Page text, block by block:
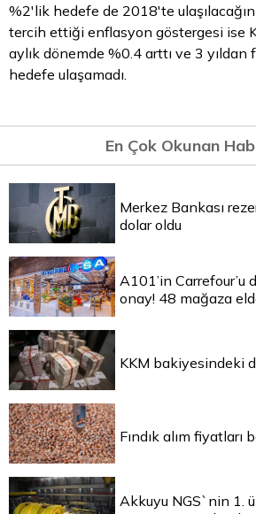
%2'lik hedefe de 2018'te
tercih ettiği enflasyon göstergesi ise
aylık dönemde %0.4 arttı ve 3
hedefe ulaşamadı.
En Çok Okunan
Merkez Bankası
dolar oldu
A101’in Carrefour’u
onay! 48 mağaza
KKM bakiyesindeki
Fındık alım fiyatları
Akkuyu NGS`nin 1.